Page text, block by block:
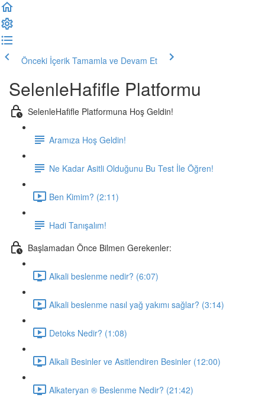
Önceki İçerik Tamamla ve Devam Et
SelenleHafifle Platformu
SelenleHafifle Platformuna Hoş Geldin!
Aramıza Hoş Geldin!
Ne Kadar Asitli Olduğunu Bu Test İle Öğren!
Ben Kimim? (2:11)
Hadi Tanışalım!
Başlamadan Önce Bilmen Gerekenler:
Alkali beslenme nedir? (6:07)
Alkali beslenme nasıl yağ yakımı sağlar? (3:14)
Detoks Nedir? (1:08)
Alkali Besinler ve Asitlendiren Besinler (12:00)
Alkateryan ® Beslenme Nedir? (21:42)